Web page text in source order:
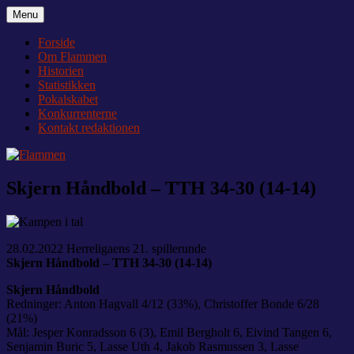
Videre
til
indhold
Flammen
Nyheder og debat om Team Tvis Holstebro
Menu
Forside
Om Flammen
Historien
Statistikken
Pokalskabet
Konkurrenterne
Kontakt redaktionen
Skjern Håndbold – TTH 34-30 (14-14)
28.02.2022 Herreligaens 21. spillerunde
Skjern Håndbold – TTH 34-30 (14-14)
Skjern Håndbold
Redninger: Anton Hagvall 4/12 (33%), Christoffer Bonde 6/28
(21%)
Mål: Jesper Konradsson 6 (3), Emil Bergholt 6, Eivind Tangen 6,
Senjamin Buric 5, Lasse Uth 4, Jakob Rasmussen 3, Lasse